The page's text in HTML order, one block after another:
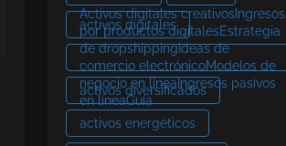
activos digitales
Activos digitales creativosIngresos
por productos digitalesEstrategia
de dropshippingIdeas de
comercio electrónicoModelos de
negocio en líneaIngresos pasivos
en líneaGuía
activos diversificados
activos energéticos